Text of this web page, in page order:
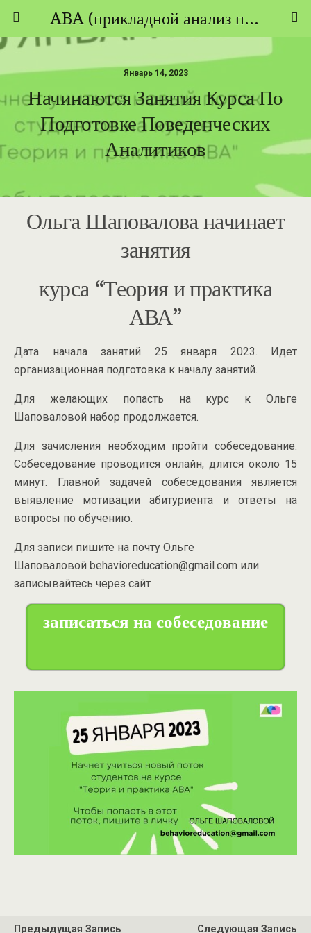
ABA (прикладной анализ поведения) - ТЕОРИЯ И ПРАКТИКА
Январь 14, 2023
Начинаются Занятия Курса По
Подготовке Поведенческих
Аналитиков
Ольга Шаповалова начинает
занятия
курса “Теория и практика
АВА”
Дата начала занятий 25 января 2023. Идет
организационная подготовка к началу занятий.
Для желающих попасть на курс к Ольге
Шаповаловой набор продолжается.
Для зачисления необходим пройти собеседование.
Собеседование проводится онлайн, длится около 15
минут. Главной задачей собеседования является
выявление мотивации абитуриента и ответы на
вопросы по обучению.
Для записи пишите на почту Ольге
Шаповаловой behavioreducation@gmail.com или
записывайтесь через сайт
записаться на собеседование
Предыдущая Запись Следующая Запись